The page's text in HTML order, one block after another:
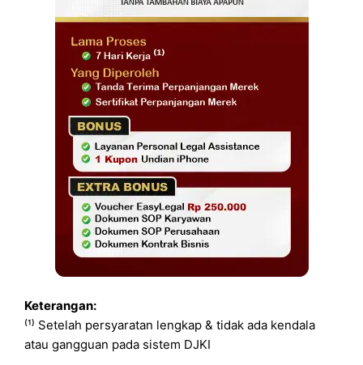
Keterangan:
⁽¹⁾ Setelah persyaratan lengkap & tidak ada kendala
atau gangguan pada sistem DJKI